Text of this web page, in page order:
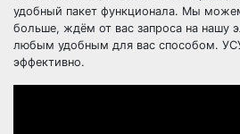
удобный пакет функционала. Мы
больше, ждём от вас запроса на нашу
любым удобным для вас способом.
эффективно.